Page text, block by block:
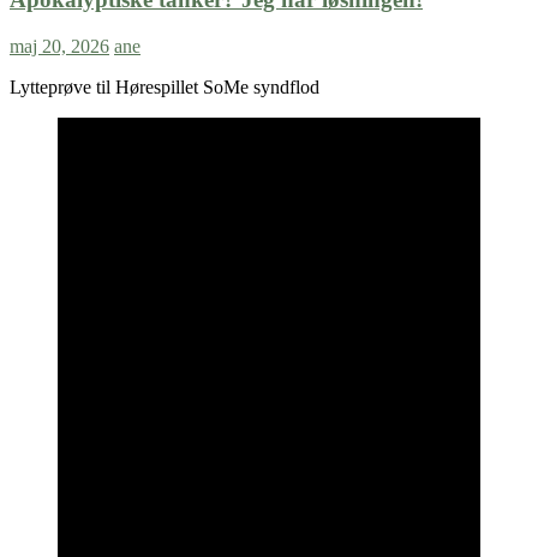
maj 20, 2026 ane
Lytteprøve til Hørespillet SoMe syndflod